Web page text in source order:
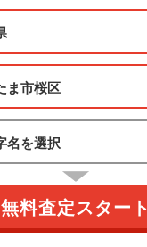
無料査定スタート